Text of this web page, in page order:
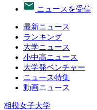
ニュースを受信
最新ニュース
ランキング
大学ニュース
小中高ニュース
大学発ベンチャー
ニュース特集
動画ニュース
相模女子大学